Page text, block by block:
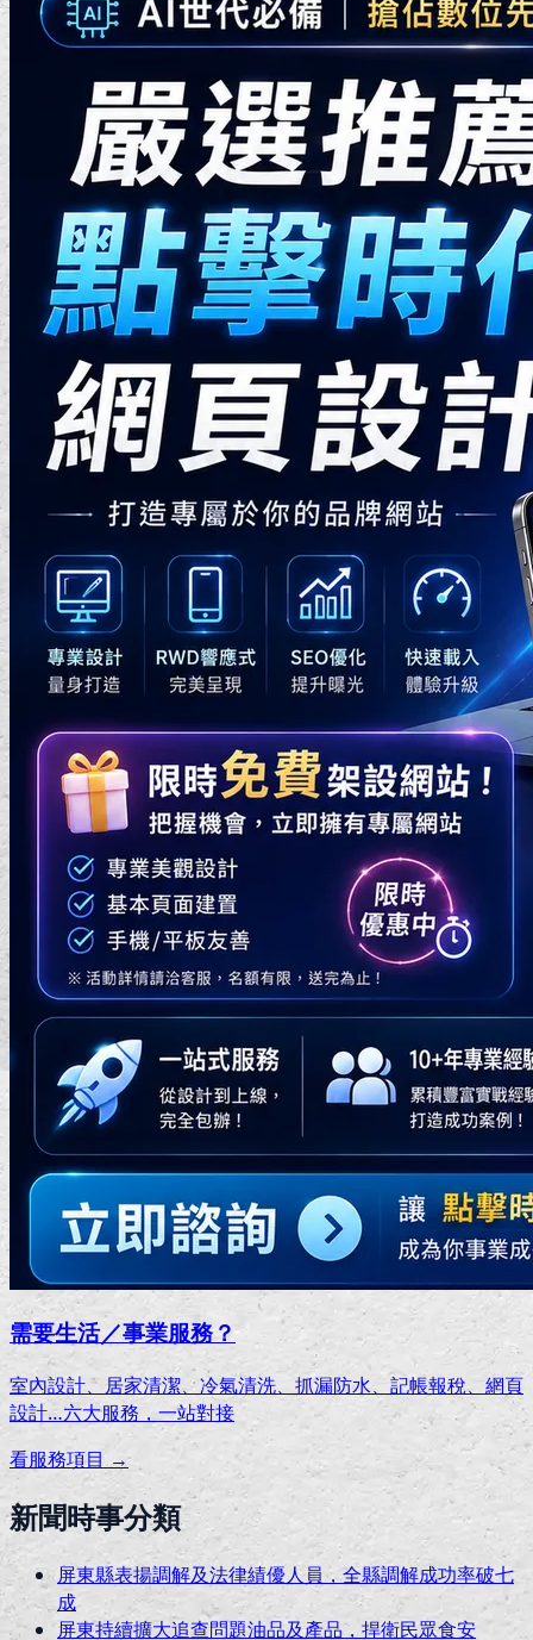
需要生活／事業服務？
室內設計、居家清潔、冷氣清洗、抓漏防水、記帳報稅、網頁
設計…六大服務，一站對接
看服務項目 →
新聞時事分類
屏東縣表揚調解及法律績優人員，全縣調解成功率破七
成
屏東持續擴大追查問題油品及產品，捍衛民眾食安